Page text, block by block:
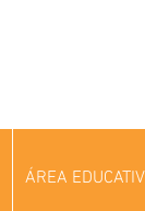
ÁREA